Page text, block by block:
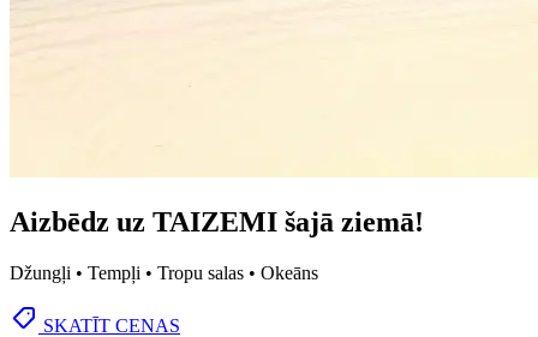
Aizbēdz uz TAIZEMI šajā ziemā!
Džungļi • Tempļi • Tropu salas • Okeāns
SKATĪT CENAS